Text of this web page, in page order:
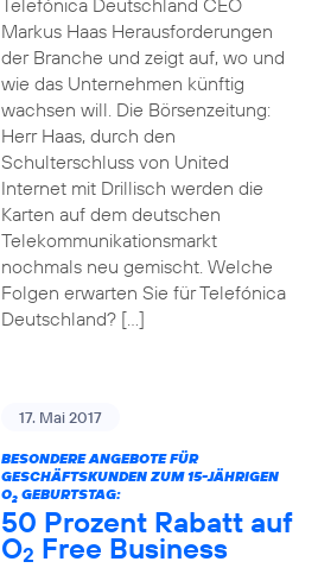
Telefónica Deutschland CEO
Markus Haas Herausforderungen
der Branche und zeigt auf, wo und
wie das Unternehmen künftig
wachsen will. Die Börsenzeitung:
Herr Haas, durch den
Schulterschluss von United
Internet mit Drillisch werden die
Karten auf dem deutschen
Telekommunikationsmarkt
nochmals neu gemischt. Welche
Folgen erwarten Sie für Telefónica
Deutschland? […]
17. Mai 2017
BESONDERE ANGEBOTE FÜR
GESCHÄFTSKUNDEN ZUM 15-JÄHRIGEN
O2GEBURTSTAG:
50 Prozent Rabatt auf
O2 Free Business